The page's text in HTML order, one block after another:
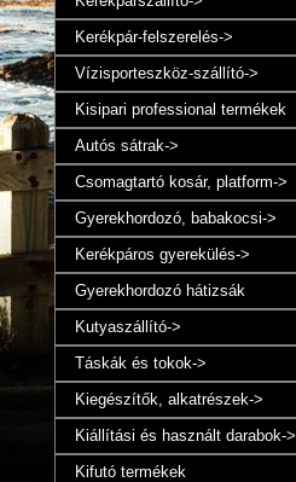
Kerékpár-felszerelés->
Vízisporteszköz-szállító->
Kisipari professional termékek
Autós sátrak->
Csomagtartó kosár, platform->
Gyerekhordozó, babakocsi->
Kerékpáros gyerekülés->
Gyerekhordozó hátizsák
Kutyaszállító->
Táskák és tokok->
Kiegészítők, alkatrészek->
Kiállítási és használt darabok->
Kifutó termékek